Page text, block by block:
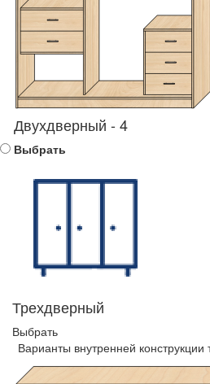
Двухдверный - 4
Выбрать
Трехдверный
Выбрать
Варианты внутренней